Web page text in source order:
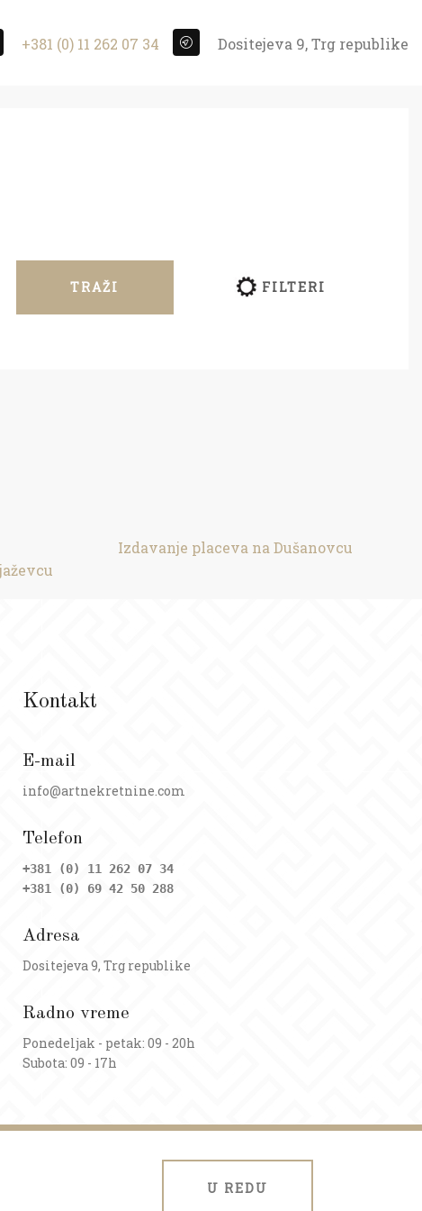
+381 (0) 11 262 07 34 Dositejeva 9, Trg republike
U REDU
TRAŽI FILTERI
Izdavanje placeva na Dušanovcu
Kontakt
E-mail
info@artnekretnine.com
Telefon
+381 (0) 11 262 07 34
+381 (0) 69 42 50 288
Adresa
Dositejeva 9, Trg republike
Radno vreme
Ponedeljak - petak: 09 - 20h
Subota: 09 - 17h